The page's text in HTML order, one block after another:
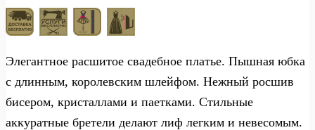
Элегантное расшитое свадебное платье. Пышная юбка
с длинным, королевским шлейфом. Нежный росшив
бисером, кристаллами и паетками. Стильные
аккуратные бретели делают лиф легким и невесомым.